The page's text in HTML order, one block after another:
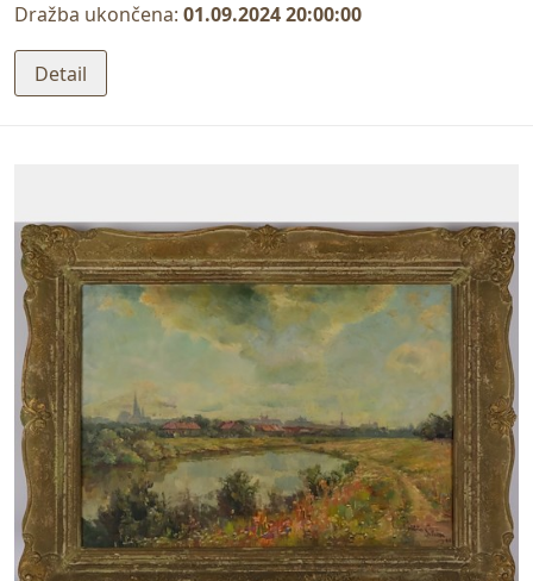
Dražba ukončena: 01.09.2024 20:00:00
Detail